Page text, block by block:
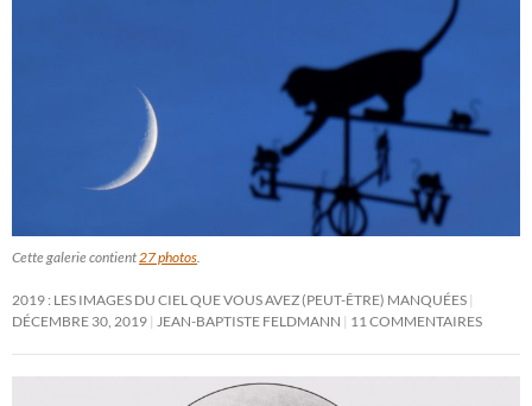
Cette galerie contient27 photos.
2019 : LES IMAGES DU CIEL QUE VOUS AVEZ (PEUT-ÊTRE) MANQUÉES
DÉCEMBRE 30, 2019 JEAN-BAPTISTE FELDMANN 11 COMMENTAIRES